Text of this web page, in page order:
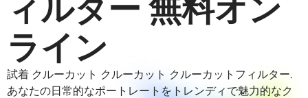
ビデオエフェクト
AI画像
画像から画像へ
AIツール
ィルター 無料オン
ライン
試着 クルーカット クルーカット クルーカットフィルター.
あなたの日常的なポートレートをトレンディで魅力的なク